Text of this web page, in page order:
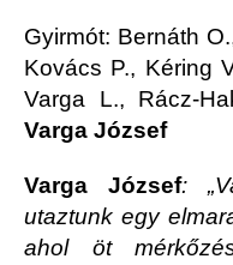
Gyirmót: Bernáth
Kovács P., Kéring
Varga L., Rácz-
Varga József
Varga József: „
utaztunk egy
ahol öt